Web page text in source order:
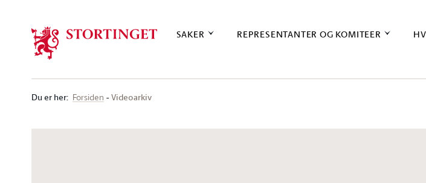
SAKER REPRESENTANTER OG KOMITEER
Du er her: Forsiden Videoarkiv